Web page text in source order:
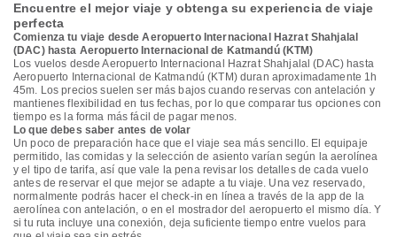
Encuentre el mejor viaje y obtenga su experiencia de viaje
perfecta
Comienza tu viaje desde Aeropuerto Internacional Hazrat Shahjalal
(DAC) hasta Aeropuerto Internacional de Katmandú (KTM)
Los vuelos desde Aeropuerto Internacional Hazrat Shahjalal (DAC) hasta
Aeropuerto Internacional de Katmandú (KTM) duran aproximadamente 1h
45m. Los precios suelen ser más bajos cuando reservas con antelación y
mantienes flexibilidad en tus fechas, por lo que comparar tus opciones con
tiempo es la forma más fácil de pagar menos.
Lo que debes saber antes de volar
Un poco de preparación hace que el viaje sea más sencillo. El equipaje
permitido, las comidas y la selección de asiento varían según la aerolínea
y el tipo de tarifa, así que vale la pena revisar los detalles de cada vuelo
antes de reservar el que mejor se adapte a tu viaje. Una vez reservado,
normalmente podrás hacer el check-in en línea a través de la app de la
aerolínea con antelación, o en el mostrador del aeropuerto el mismo día. Y
si tu ruta incluye una conexión, deja suficiente tiempo entre vuelos para